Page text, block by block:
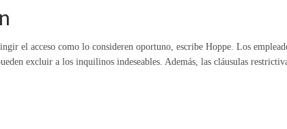
el acceso como lo consideren oportuno, escribe Hoppe. Los
excluir a los inquilinos indeseables. Además, las cláusulas